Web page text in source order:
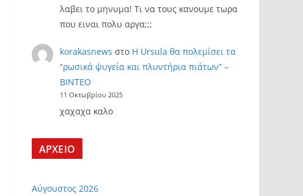
λαβει το μηνυμα! Τι να τους κανουμε τωρα
που ειναι πολυ αργα;;;
korakasnews στο Η Ursula θα πολεμίσει τα
“ρωσικά ψυγεία και πλυντήρια πιάτων” –
ΒΙΝΤΕΟ
11 Οκτωβρίου 2025
χαχαχα καλο
ΑΡΧΕΙΟ
Αύγουστος 2026